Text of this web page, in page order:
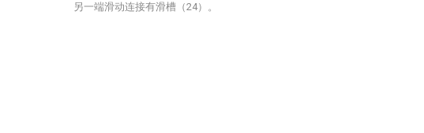
另一端滑动连接有滑槽（24）。